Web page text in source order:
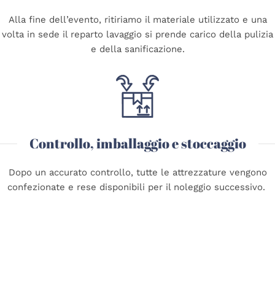
Alla fine dell’evento, ritiriamo il materiale utilizzato e una
volta in sede il reparto lavaggio si prende carico della pulizia
e della sanificazione.
Controllo, imballaggio e stoccaggio
Dopo un accurato controllo, tutte le attrezzature vengono
confezionate e rese disponibili per il noleggio successivo.